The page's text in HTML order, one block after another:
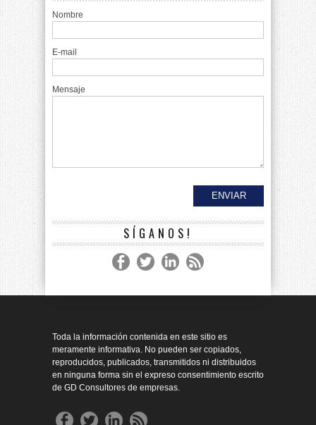
Nombre
E-mail
Mensaje
SÍGANOS!
Toda la información contenida en este sitio es
meramente informativa. No pueden ser copiados,
reproducidos, publicados, transmitidos ni distribuidos
en ninguna forma sin el expreso consentimiento escrito
de GD Consultores de empresas.